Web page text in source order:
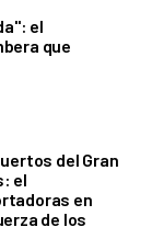
el
que
del Gran
el
en
de los